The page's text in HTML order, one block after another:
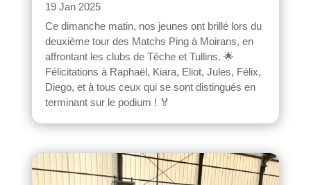
19 Jan 2025
Ce dimanche matin, nos jeunes ont brillé lors du
deuxième tour des Matchs Ping à Moirans, en
affrontant les clubs de Têche et Tullins. 🌟
Félicitations à Raphaël, Kiara, Eliot, Jules, Félix,
Diego, et à tous ceux qui se sont distingués en
terminant sur le podium ! 🏅